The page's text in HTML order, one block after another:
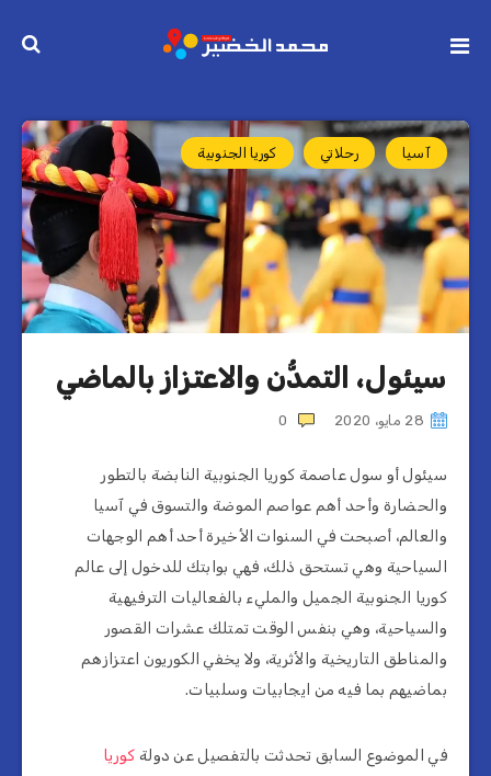
آسيا رحلاتي كوريا الجنوبية
سيئول، التمدُّن والاعتزاز بالماضي
28 مايو، 2020 0
سيئول أو سول عاصمة كوريا الجنوبية النابضة بالتطور
والحضارة وأحد أهم عواصم الموضة والتسوق في آسيا
والعالم، أصبحت في السنوات الأخيرة أحد أهم الوجهات
السياحية وهي تستحق ذلك، فهي بوابتك للدخول إلى عالم
كوريا الجنوبية الجميل والمليء بالفعاليات الترفيهية
والسياحية، وهي بنفس الوقت تمتلك عشرات القصور
والمناطق التاريخية والأثرية، ولا يخفي الكوريون اعتزازهم
بماضيهم بما فيه من ايجابيات وسلبيات.
في الموضوع السابق تحدثت بالتفصيل عن دولة كوريا